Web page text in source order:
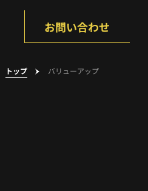
お問い合わせ
トップ バリューアップ